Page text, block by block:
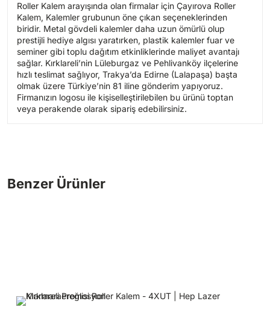
Roller Kalem arayışında olan firmalar için Çayırova Roller
Kalem, Kalemler grubunun öne çıkan seçeneklerinden
biridir. Metal gövdeli kalemler daha uzun ömürlü olup
prestijli hediye algısı yaratırken, plastik kalemler fuar ve
seminer gibi toplu dağıtım etkinliklerinde maliyet avantajı
sağlar. Kırklareli’nin Lüleburgaz ve Pehlivanköy ilçelerine
hızlı teslimat sağlıyor, Trakya’da Edirne (Lalapaşa) başta
olmak üzere Türkiye’nin 81 iline gönderim yapıyoruz.
Firmanızın logosu ile kişiselleştirilebilen bu ürünü toptan
veya perakende olarak sipariş edebilirsiniz.